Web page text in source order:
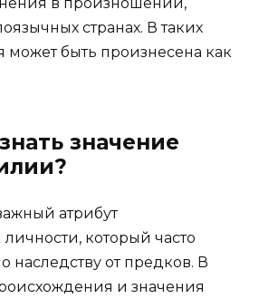
в произношении,
странах. В таких
может быть произнесена как
значение
атрибут
который часто
наследству от предков. В
и значения